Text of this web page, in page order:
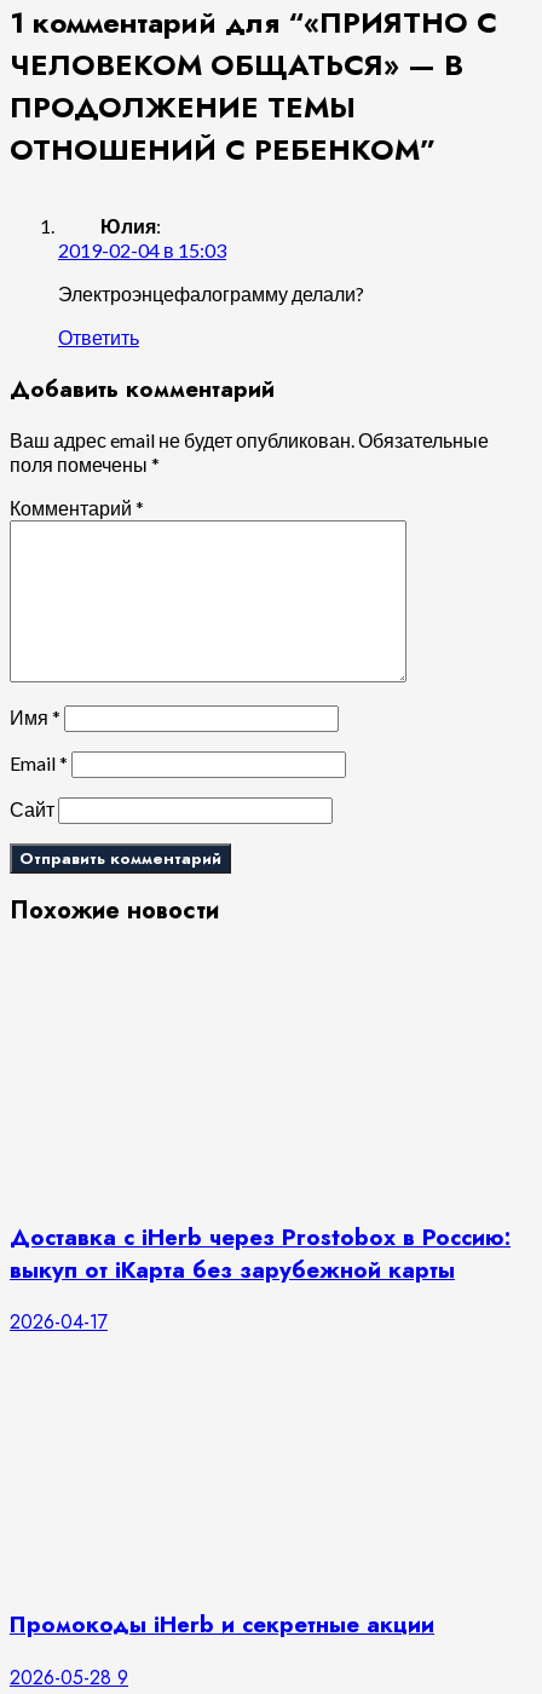
1 комментарий для “«ПРИЯТНО С
ЧЕЛОВЕКОМ ОБЩАТЬСЯ» — В
ПРОДОЛЖЕНИЕ ТЕМЫ
ОТНОШЕНИЙ С РЕБЕНКОМ”
Юлия:
2019-02-04 в 15:03
Электроэнцефалограмму делали?
Ответить
Добавить комментарий
Ваш адрес email не будет опубликован. Обязательные
поля помечены *
Комментарий *
Имя *
Email*
Сайт
Похожие новости
Доставка с iHerb через Prostobox в Россию:
выкуп от iКарта без зарубежной карты
2026-04-17
Промокоды iHerb и секретные акции
2026-05-28 9